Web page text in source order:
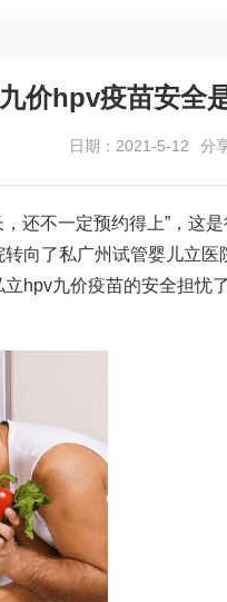
价hpv疫苗安全
日期：2021-5-12 分
还不一定预约得上”，这
转向了私广州试管婴儿立医
hpv九价疫苗的安全担忧